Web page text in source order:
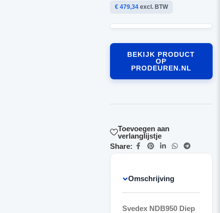
€ 479,34excl. BTW
BEKIJK PRODUCT
OP
PRODEUREN.NL
Toevoegen aan
verlanglijstje
Share:
Omschrijving
Svedex NDB950 Diep